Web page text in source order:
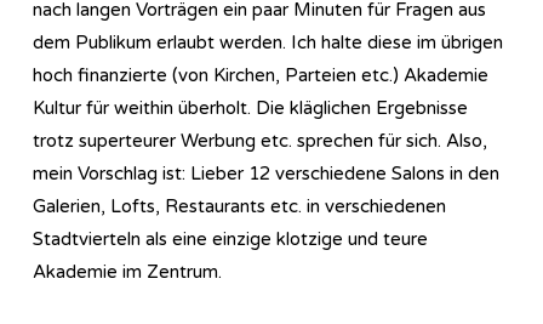
nach langen Vorträgen ein paar Minuten für Fragen aus
dem Publikum erlaubt werden. Ich halte diese im übrigen
hoch finanzierte (von Kirchen, Parteien etc.) Akademie
Kultur für weithin überholt. Die kläglichen Ergebnisse
trotz superteurer Werbung etc. sprechen für sich. Also,
mein Vorschlag ist: Lieber 12 verschiedene Salons in den
Galerien, Lofts, Restaurants etc. in verschiedenen
Stadtvierteln als eine einzige klotzige und teure
Akademie im Zentrum.